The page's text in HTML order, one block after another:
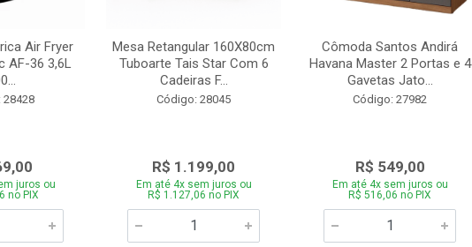
Air Fryer
AF-36 3,6L
28428
juros ou
no PIX
Mesa Retangular 160X80cm
Tuboarte Tais Star Com 6
Cadeiras F...
Código: 28045
R$ 1.199,00
Em até 4x sem juros ou
R$ 1.127,06 no PIX
Cômoda Santos Andirá
Havana Master 2 Portas e 4
Gavetas Jato...
Código: 27982
R$ 549,00
Em até 4x sem juros ou
R$ 516,06 no PIX